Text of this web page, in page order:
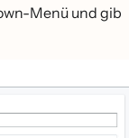
Menü und gib